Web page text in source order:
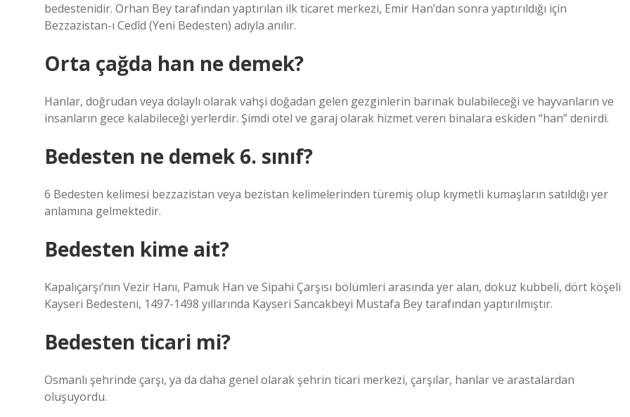
bedestenidir. Orhan Bey tarafından yaptırılan ilk ticaret merkezi, Emir Han’dan sonra yaptırıldığı için
Bezzazistan-ı Cedîd (Yeni Bedesten) adıyla anılır.
Orta çağda han ne demek?
Hanlar, doğrudan veya dolaylı olarak vahşi doğadan gelen gezginlerin barınak bulabileceği ve hayvanların ve
insanların gece kalabileceği yerlerdir. Şimdi otel ve garaj olarak hizmet veren binalara eskiden “han” denirdi.
Bedesten ne demek 6. sınıf?
6 Bedesten kelimesi bezzazistan veya bezistan kelimelerinden türemiş olup kıymetli kumaşların satıldığı yer
anlamına gelmektedir.
Bedesten kime ait?
Kapalıçarşı’nın Vezir Hanı, Pamuk Han ve Sipahi Çarşısı bölümleri arasında yer alan, dokuz kubbeli, dört köşeli
Kayseri Bedesteni, 1497-1498 yıllarında Kayseri Sancakbeyi Mustafa Bey tarafından yaptırılmıştır.
Bedesten ticari mi?
Osmanlı şehrinde çarşı, ya da daha genel olarak şehrin ticari merkezi, çarşılar, hanlar ve arastalardan
oluşuyordu.